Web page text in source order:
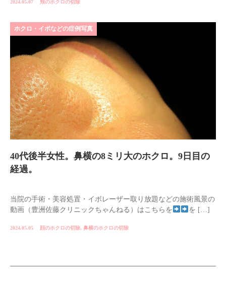
2024.05.07 頬のホクロの切除
ホクロ・イボなどの症例写真
40代後半女性。鼻横の8ミリ大のホクロ。9日目の
経過。
当院の手術・美容処置・イボレーザー取り放題などの施術風景の
動画（豊洲佐藤クリニックちゃんねる）はこちらを
を […]
2024.05.05 顔のホクロの切除, 鼻横のホクロの切除